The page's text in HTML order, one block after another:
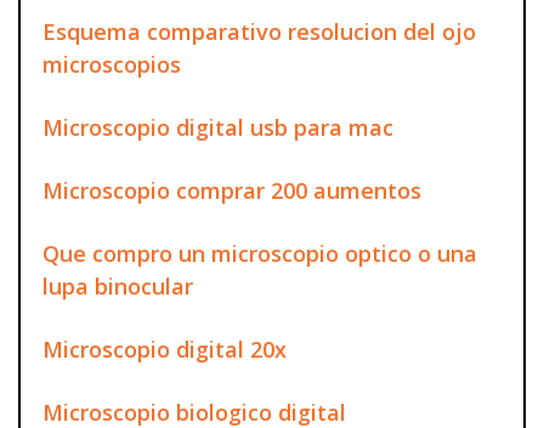
Esquema comparativo resolucion del ojo
microscopios
Microscopio digital usb para mac
Microscopio comprar 200 aumentos
Que compro un microscopio optico o una
lupa binocular
Microscopio digital 20x
Microscopio biologico digital